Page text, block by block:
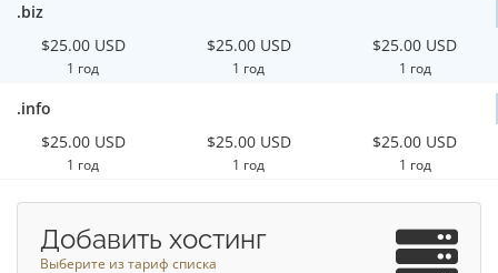
.biz
$25.00 USD
1 год
$25.00 USD
1 год
$25.00 USD
1 год
.info
$25.00 USD
1 год
$25.00 USD
1 год
$25.00 USD
1 год
Добавить хостинг
Выберите из тариф списка